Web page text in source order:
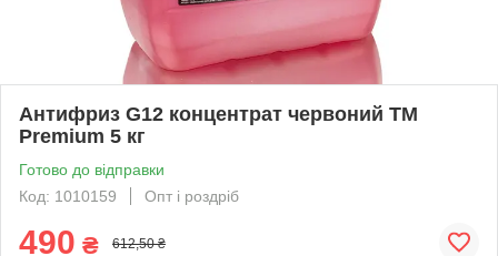
Антифриз G12 концентрат червоний TM
Premium 5 кг
Готово до відправки
Код: 1010159
Опт і роздріб
490 ₴ 612,50 ₴